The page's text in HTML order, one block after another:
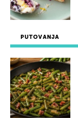
PUTOVANJA